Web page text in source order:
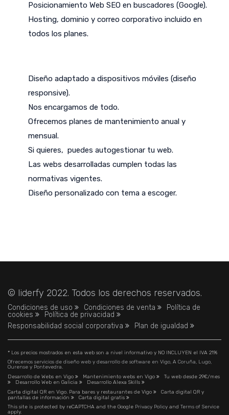
Posicionamiento Web SEO en buscadores (Google).
Hosting, dominio y correo corporativo incluido en
todos los planes.
Diseño adaptado a dispositivos móviles (diseño
responsive).
Nos encargamos de todo.
Ofrecemos planes de mantenimiento anual y
mensual.
Si quieres, puedes autogestionar tu web.
Las webs desarrolladas cumplen todas las
normativas vigentes.
Diseño personalizado con tema a escoger.
© liderfy 2022. Todos los derechos reservados.
Condiciones de uso Condiciones de venta
Política de
cookies
Política de privacidad
Responsabilidad social corporativa
Plan de igualdad
* Los precios mostrados en esta web son a nivel informativo y NO INCLUYEN el IVA 21%
Ofrecemos servicios de diseño web y desarrollo de software en Vigo, A Coruña, Lugo,
Ourense y Pontevedra.
Desarrollo de Webs en Vigo
Mantenimiento webs en Vigo
Tu web desde 29€/mes
Desarrollo Web en Galicia
Desarrollo Alexa Skills
Carta digital QR en Vigo. Para bares y restaurantes de Vigo
Carta digital QR y
pantallas de información
Carta digital gratis
This site is protected by reCAPTCHA and the Google Privacy Policy and Terms of Service
apply.